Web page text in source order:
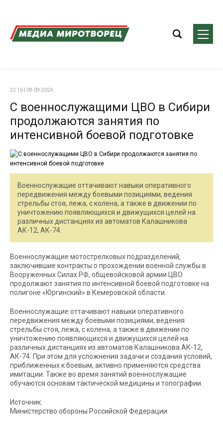
22:16 | 09-09-2024
С военнослужащими ЦВО в Сибири
продолжаются занятия по
интенсивной боевой подготовке
Военнослужащие оттачивают навыки оперативного
передвижения между боевыми позициями, ведения
стрельбы стоя, лежа, с колена, а также в движении по
уничтожению появляющихся и движущихся целей на
различных дистанциях из автоматов Калашникова
АК-12, АК-74.
Военнослужащие мотострелковых подразделений,
заключившие контракты о прохождении военной службы в
Вооруженных Силах РФ, общевойсковой армии ЦВО
продолжают занятия по интенсивной боевой подготовке на
полигоне «Юргинский» в Кемеровской области.
Военнослужащие оттачивают навыки оперативного
передвижения между боевыми позициями, ведения
стрельбы стоя, лежа, с колена, а также в движении по
уничтожению появляющихся и движущихся целей на
различных дистанциях из автоматов Калашникова АК-12,
АК-74. При этом для усложнения задачи и создания условий,
приближенных к боевым, активно применяются средства
имитации. Также во время занятий военнослужащие
обучаются основам тактической медицины и топографии.
Источник:
Министерство обороны Российской Федерации